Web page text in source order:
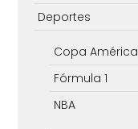
Deportes
Copa América
Fórmula 1
NBA